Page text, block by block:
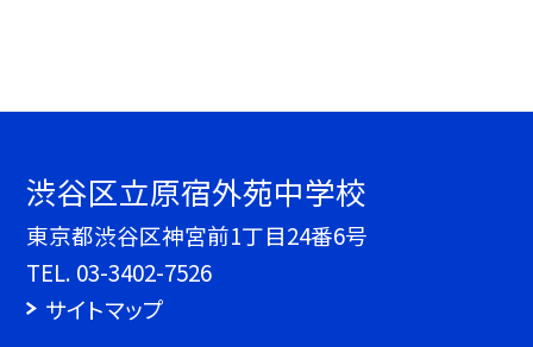
渋谷区立原宿外苑中学校
東京都渋谷区神宮前1丁目24番6号
TEL. 03-3402-7526
サイトマップ